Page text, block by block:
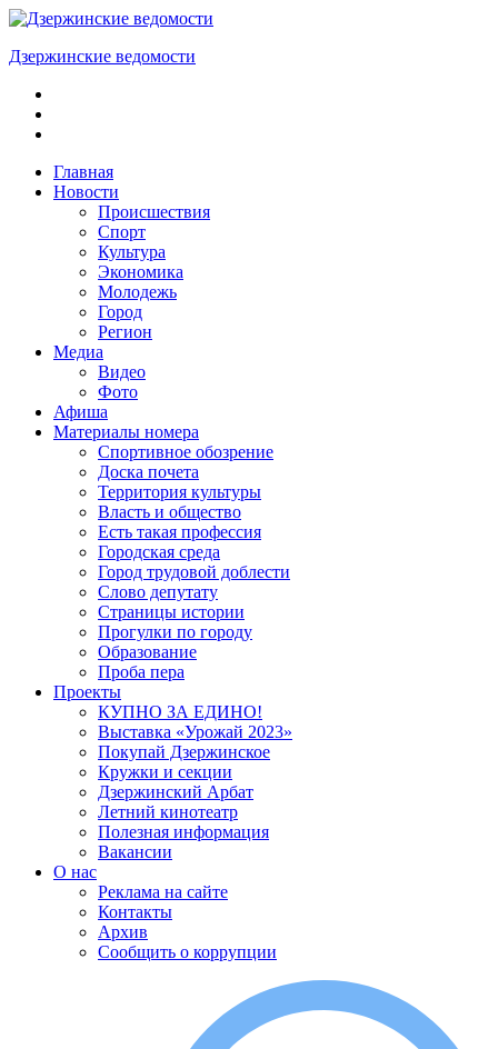
Skip
content
Дзержинские ведомости
ОБЩЕСТВЕННО-
ПОЛИТИЧЕСКАЯ
ГАЗЕТАГлавная
Новости
Происшествия
Спорт
Культура
Экономика
Молодежь
Город
Регион
Медиа
Видео
Фото
Афиша
Материалы номера
Спортивное обозрение
Доска почета
Территория культуры
Власть и общество
Есть такая профессия
Городская среда
Город трудовой доблести
Слово депутату
Страницы истории
Прогулки по городу
Образование
Проба пера
Проекты
КУПНО ЗА ЕДИНО!
Выставка «Урожай 2023»
Покупай Дзержинское
Кружки и секции
Дзержинский Арбат
Летний кинотеатр
Полезная информация
Вакансии
О нас
Реклама на сайте
Контакты
Архив
Сообщить о коррупции